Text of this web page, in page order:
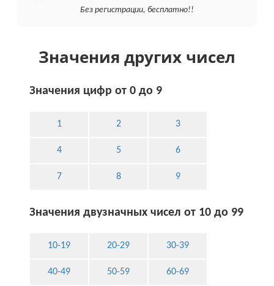
Без регистрации, бесплатно!!
Значения других чисел
Значения цифр от 0 до 9
1 2 3
4 5 6
7 8 9
Значения двузначных чисел от 10 до 99
10-19 20-29 30-39
40-49 50-59 60-69